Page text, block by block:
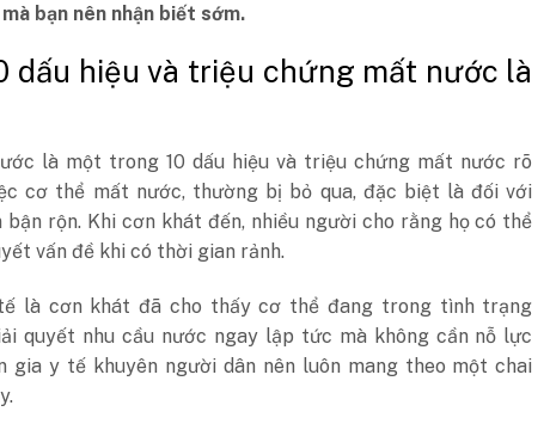
bạn nên nhận biết sớm.
dấu hiệu và triệu chứng mất nước là
là một trong 10 dấu hiệu và triệu chứng mất nước rõ
cơ thể mất nước, thường bị bỏ qua, đặc biệt là đối với
bận rộn. Khi cơn khát đến, nhiều người cho rằng họ có thể
vấn đề khi có thời gian rảnh.
là cơn khát đã cho thấy cơ thể đang trong tình trạng
quyết nhu cầu nước ngay lập tức mà không cần nỗ lực
gia y tế khuyên người dân nên luôn mang theo một chai